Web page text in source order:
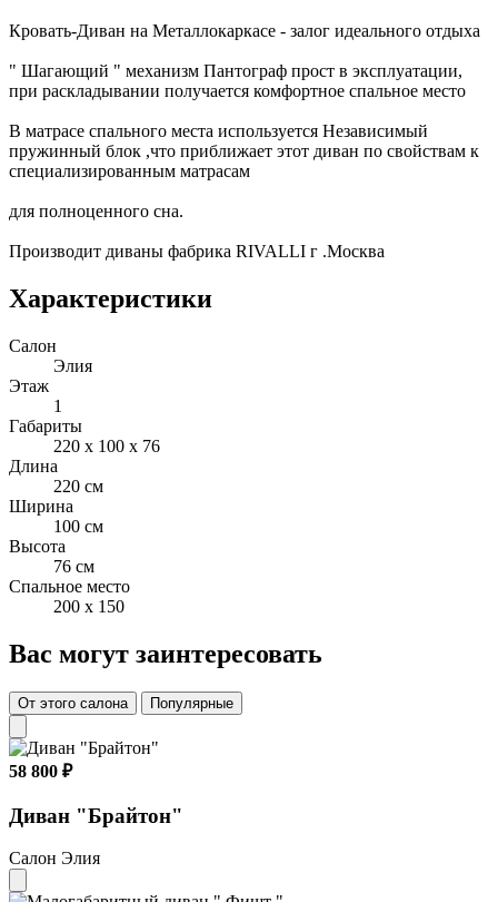
Кровать-Диван на Металлокаркасе - залог идеального отдыха
" Шагающий " механизм Пантограф прост в эксплуатации,
при раскладывании получается комфортное спальное место
В матрасе спального места используется Независимый
пружинный блок ,что приближает этот диван по свойствам к
специализированным матрасам
для полноценного сна.
Производит диваны фабрика RIVALLI г .Москва
Характеристики
Салон
Элия
Этаж
1
Габариты
220 x 100 x 76
Длина
220 см
Ширина
100 см
Высота
76 см
Спальное место
200 x 150
Вас могут заинтересовать
От этого салона Популярные
58 800 ₽
Диван "Брайтон"
Салон Элия